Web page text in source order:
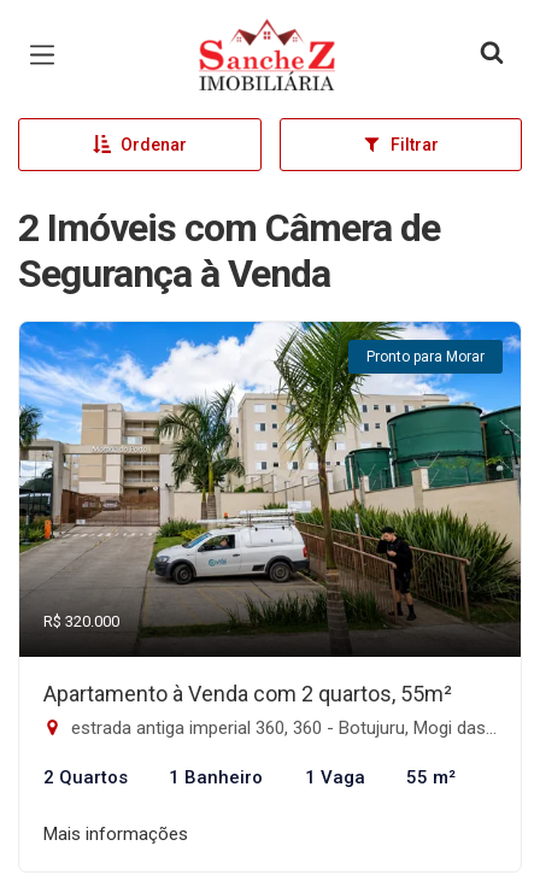
Página inicial
Ordenar Filtrar
2 Imóveis com Câmera de
Segurança à Venda
Pronto para Morar
R$ 320.000
Apartamento à Venda com 2 quartos, 55m²
estrada antiga imperial 360, 360 - Botujuru, Mogi das Cruzes-SP
2 Quartos 1 Banheiro 1 Vaga 55 m²
Mais informações